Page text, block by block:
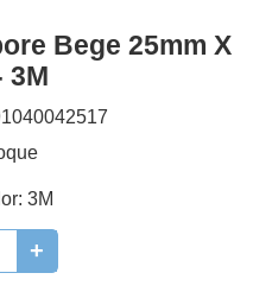
Bege 25mm X
3M
3M
+